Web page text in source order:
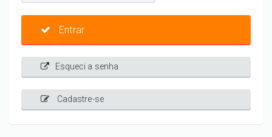
Entrar
Esqueci a senha
Cadastre-se